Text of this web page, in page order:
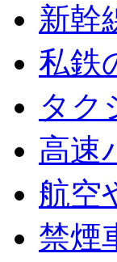
新幹
私鉄
タク
高速
航空
禁煙